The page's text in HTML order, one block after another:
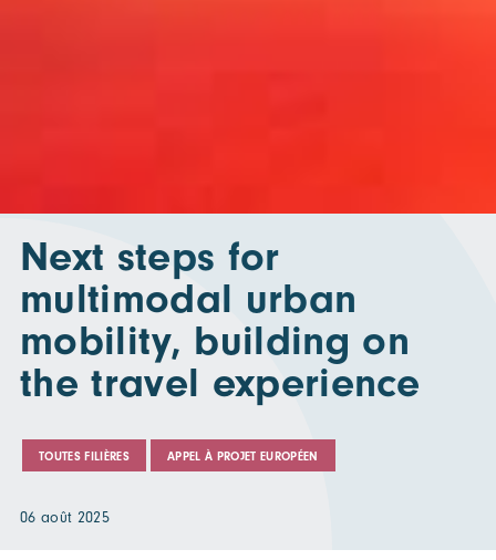
Next steps for
multimodal urban
mobility, building on
the travel experience
TOUTES FILIÈRES APPEL À PROJET EUROPÉEN
06 août 2025